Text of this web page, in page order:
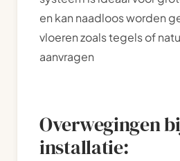
en kan naadloos worden
vloeren zoals tegels of
aanvragen
Overwegingen
installatie: